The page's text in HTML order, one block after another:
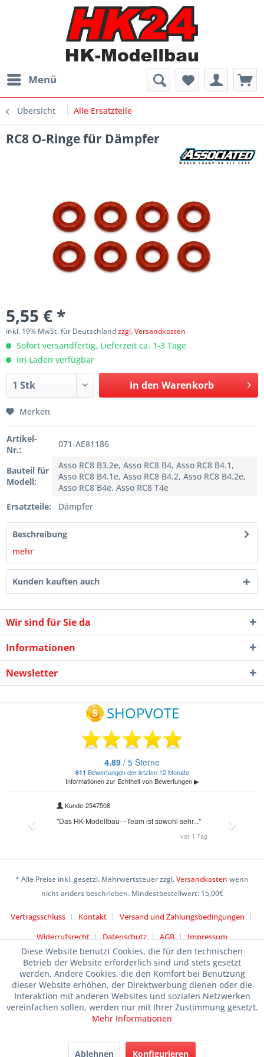
Menü
Übersicht Alle Ersatzteile
RC8 O-Ringe für Dämpfer
5,55 € *
inkl. 19% MwSt. für Deutschlandzzgl. Versandkosten
Sofort versandfertig, Lieferzeit ca. 1-3 Tage
Im Laden verfügbar
In den Warenkorb
Merken
Artikel-
Nr.:
071-AE81186
Bauteil für
Modell:
Asso RC8 B3.2e, Asso RC8 B4, Asso RC8 B4.1,
Asso RC8 B4.1e, Asso RC8 B4.2, Asso RC8 B4.2e,
Asso RC8 B4e, Asso RC8 T4e
Ersatzteile:
Dämpfer
Beschreibung
mehr
Kunden kauften auch
Wir sind für Sie da
Informationen
Newsletter
* Alle Preise inkl. gesetzl. Mehrwertsteuer zzgl.Versandkosten wenn
nicht anders beschrieben. Mindestbestellwert: 15,00€
Vertragsschluss Kontakt
Versand und Zahlungsbedingungen
Widerrufsrecht
Datenschutz AGB Impressum
Diese Website benutzt Cookies, die für den technischen
Betrieb der Website erforderlich sind und stets gesetzt
werden. Andere Cookies, die den Komfort bei Benutzung
dieser Website erhöhen, der Direktwerbung dienen oder die
Interaktion mit anderen Websites und sozialen Netzwerken
vereinfachen sollen, werden nur mit Ihrer Zustimmung gesetzt.
Mehr Informationen
Ablehnen Konfigurieren